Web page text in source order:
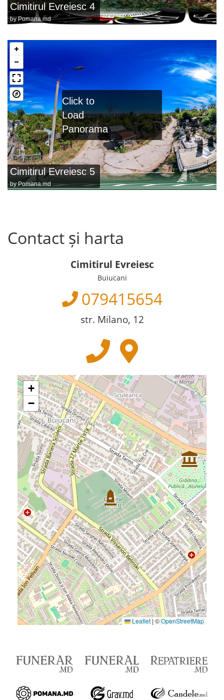
Cimitirul Evreiesc 4
byPomana.md
Cimitirul Evreiesc 5
byPomana.md
Click to
Load
Panorama
Contact și harta
Cimitirul Evreiesc
Buiucani
079415654
str. Milano, 12
+
−
Leaflet |©OpenStreetMap